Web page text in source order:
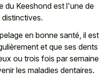
du Keeshond est l'une de
en bonne santé, il est
et que ses dents
ou trois fois par semaine
les maladies dentaires.